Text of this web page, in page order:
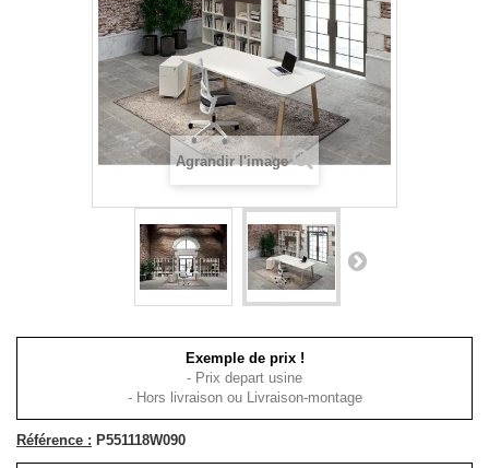
Agrandir l'image
Exemple de prix !
- Prix depart usine
- Hors livraison ou Livraison-montage
Référence : P551118W090